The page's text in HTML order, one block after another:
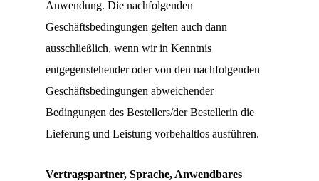
Anwendung. Die nachfolgenden
Geschäftsbedingungen gelten auch dann
ausschließlich, wenn wir in Kenntnis
entgegenstehender oder von den nachfolgenden
Geschäftsbedingungen abweichender
Bedingungen des Bestellers/der Bestellerin die
Lieferung und Leistung vorbehaltlos ausführen.
Vertragspartner, Sprache, Anwendbares